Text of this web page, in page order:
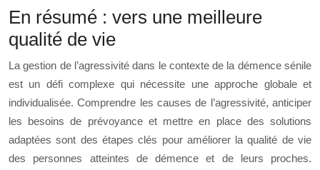
En résumé : vers une meilleure
qualité de vie
La gestion de l’agressivité dans le contexte de la démence sénile
est un défi complexe qui nécessite une approche globale et
individualisée. Comprendre les causes de l’agressivité, anticiper
les besoins de prévoyance et mettre en place des solutions
adaptées sont des étapes clés pour améliorer la qualité de vie
des personnes atteintes de démence et de leurs proches.